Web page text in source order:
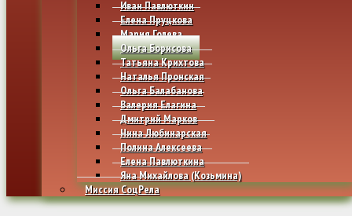
Иван Павлюткин
Елена Пруцкова
Мария Голева
Ольга Борисова
Татьяна Крихтова
Наталья Пронская
Ольга Балабанова
Валерия Елагина
Дмитрий Марков
Нина Любинарская
Полина Алексеева
Елена Павлюткина
Яна Михайлова (Козьмина)
Миссия СоцРела